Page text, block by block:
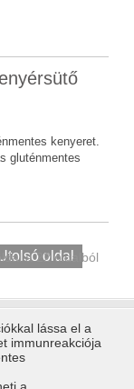
kenyeret.
gluténmentes
a 22 oldalból
oldal
lássa el a
immunreakciója